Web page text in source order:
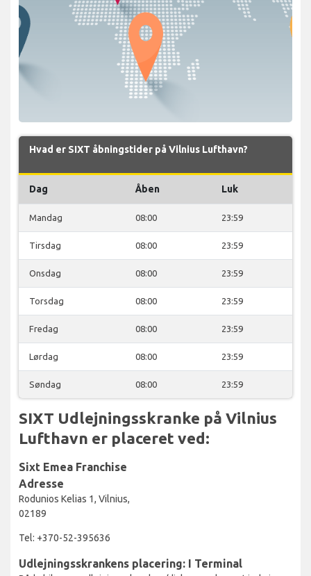
Hvad er SIXT åbningstider på Vilnius Lufthavn?
Dag Åben Luk
Mandag 08:00 23:59
Tirsdag 08:00 23:59
Onsdag 08:00 23:59
Torsdag 08:00 23:59
Fredag 08:00 23:59
Lørdag 08:00 23:59
Søndag 08:00 23:59
SIXT Udlejningsskranke på Vilnius
Lufthavn er placeret ved:
Sixt Emea Franchise
Adresse
Rodunios Kelias 1, Vilnius,
02189
Tel: +370-52-395636
Udlejningsskrankens placering: I Terminal